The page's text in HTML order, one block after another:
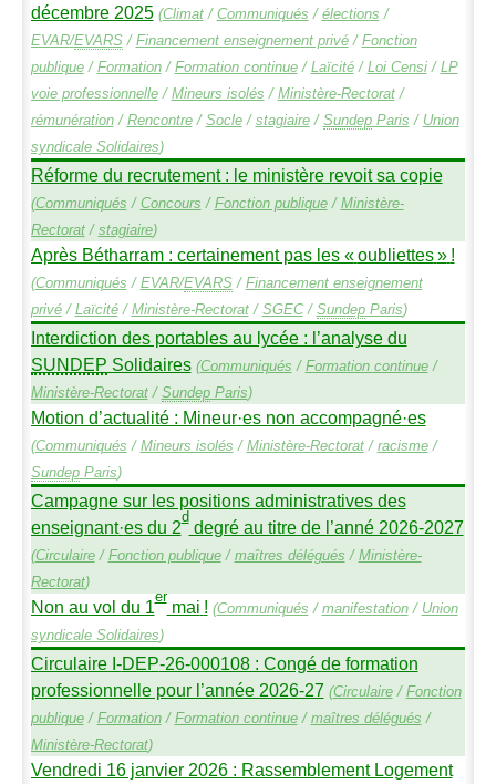
décembre 2025 (Climat/ Communiqués / élections /
EVAR/EVARS/ Financement enseignement privé/ Fonction
publique/ Formation/ Formation continue/ Laïcité/ Loi Censi/ LP
voie professionnelle/ Mineurs isolés / Ministère-Rectorat/
rémunération/ Rencontre/ Socle/ stagiaire/ SundepParis / Union
syndicale Solidaires)
Réforme du recrutement : le ministère revoit sa copie
(Communiqués / Concours / Fonction publique/ Ministère-
Rectorat/ stagiaire)
Après Bétharram : certainement pas les «oubliettes» !
(Communiqués / EVAR/EVARS/ Financement enseignement
privé/ Laïcité/ Ministère-Rectorat/ SGEC/ SundepParis)
Interdiction des portables au lycée : l’analyse du
SUNDEP Solidaires (Communiqués / Formation continue/
Ministère-Rectorat/ SundepParis)
Motion d’actualité : Mineur·es non accompagné·es
(Communiqués / Mineurs isolés / Ministère-Rectorat/ racisme/
SundepParis)
Campagne sur les positions administratives des
enseignant·es du 2ddegré au titre de l’anné 2026-2027
(Circulaire/ Fonction publique/ maîtres délégués / Ministère-
Rectorat)
Non au vol du 1ermai ! (Communiqués / manifestation/ Union
syndicale Solidaires)
Circulaire I-DEP-26-000108 : Congé de formation
professionnelle pour l’année 2026-27 (Circulaire/ Fonction
publique/ Formation/ Formation continue/ maîtres délégués /
Ministère-Rectorat)
Vendredi 16 janvier 2026 : Rassemblement Logement